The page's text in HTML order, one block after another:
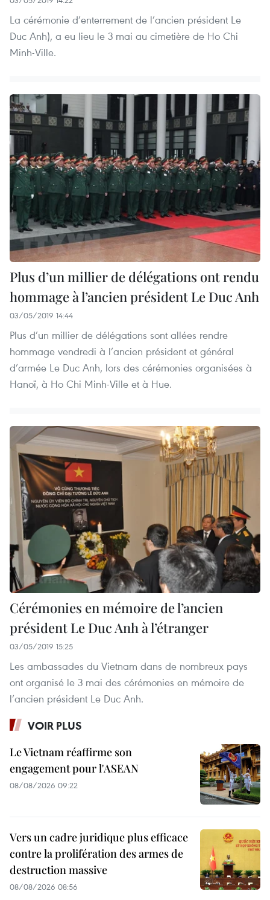
La cérémonie d’enterrement de l’ancien président Le
Duc Anh), a eu lieu le 3 mai au cimetière de Ho Chi
Minh-Ville.
Plus d’un millier de délégations ont rendu
hommage à l’ancien président Le Duc Anh
03/05/2019 14:44
Plus d’un millier de délégations sont allées rendre
hommage vendredi à l’ancien président et général
d’armée Le Duc Anh, lors des cérémonies organisées à
Hanoï, à Ho Chi Minh-Ville et à Hue.
Cérémonies en mémoire de l’ancien
président Le Duc Anh à l’étranger
03/05/2019 15:25
Les ambassades du Vietnam dans de nombreux pays
ont organisé le 3 mai des cérémonies en mémoire de
l’ancien président Le Duc Anh.
VOIR PLUS
Le Vietnam réaffirme son
engagement pour l'ASEAN
08/08/2026 09:22
Vers un cadre juridique plus efficace
contre la prolifération des armes de
destruction massive
08/08/2026 08:56